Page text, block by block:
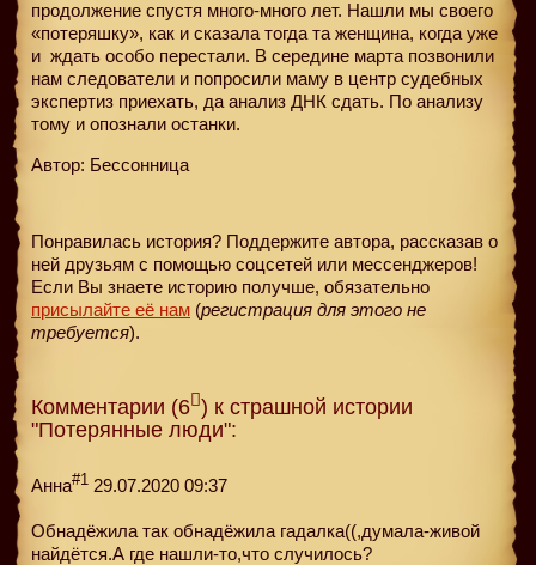
продолжение спустя много-много лет. Нашли мы своего
«потеряшку», как и сказала тогда та женщина, когда уже
и ждать особо перестали. В середине марта позвонили
нам следователи и попросили маму в центр судебных
экспертиз приехать, да анализ ДНК сдать. По анализу
тому и опознали останки.
Автор: Бессонница
Понравилась история? Поддержите автора, рассказав о
ней друзьям с помощью соцсетей или мессенджеров!
Если Вы знаете историю получше, обязательно
присылайте её нам (регистрация для этого не
требуется).
Комментарии (6 ) к страшной истории
"Потерянные люди":
Анна#1 29.07.2020 09:37
Обнадёжила так обнадёжила гадалка((,думала-живой
найдётся.А где нашли-то,что случилось?